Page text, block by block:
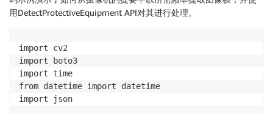
                            "BoundingBox": {
"Width":
"Left":
"Top":
                            },
"Confidence":
                            "Type": "HEAD_COVER",
                            "CoversBodyPart": {
用DetectProtectiveEquipment API对其进行处理。
import cv2
import boto3
import time
from datetime import datetime
import json